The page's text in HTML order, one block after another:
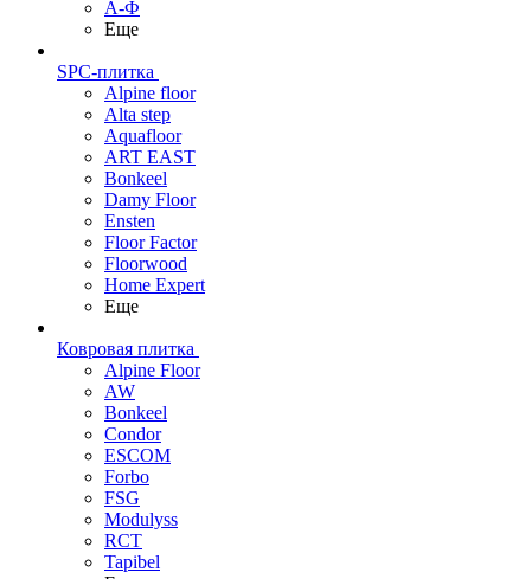
А-Ф
Еще
SPC-плитка
Alpine floor
Alta step
Aquafloor
ART EAST
Bonkeel
Damy Floor
Ensten
Floor Factor
Floorwood
Home Expert
Еще
Ковровая плитка
Alpine Floor
AW
Bonkeel
Condor
ESCOM
Forbo
FSG
Modulyss
RCT
Tapibel